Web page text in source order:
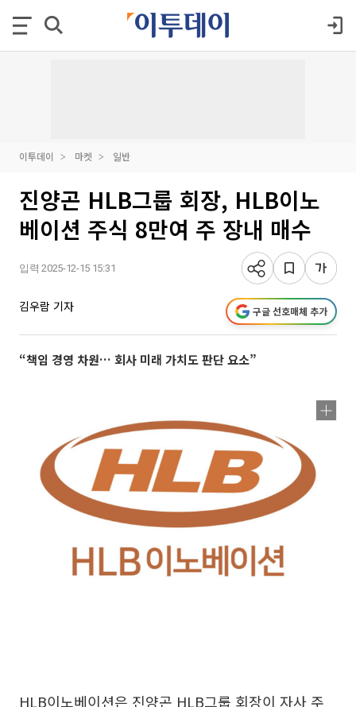
이투데이 마켓 일반
진양곤 HLB그룹 회장, HLB이노
베이션 주식 8만여 주 장내 매수
입력 2025-12-15 15:31
김우람 기자 구글 선호매체 추가
“책임 경영 차원… 회사 미래 가치도 판단 요소”
HLB이노베이션은 진양곤 HLB그룹 회장이 자사 주